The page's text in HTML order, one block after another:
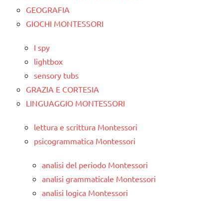
GEOGRAFIA
GIOCHI MONTESSORI
I spy
lightbox
sensory tubs
GRAZIA E CORTESIA
LINGUAGGIO MONTESSORI
lettura e scrittura Montessori
psicogrammatica Montessori
analisi del periodo Montessori
analisi grammaticale Montessori
analisi logica Montessori